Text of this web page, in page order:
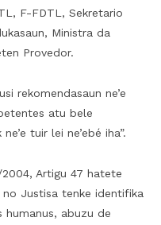
F-FDTL, Sekretario
Ministra da
Provedor.
rekomendasaun ne’e
atu bele
tuir lei ne’ebé iha”.
Artigu 47 hatete
Justisa tenke identifika
humanus, abuzu de